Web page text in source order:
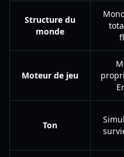
Structure du
monde
Moteur de jeu
Ton